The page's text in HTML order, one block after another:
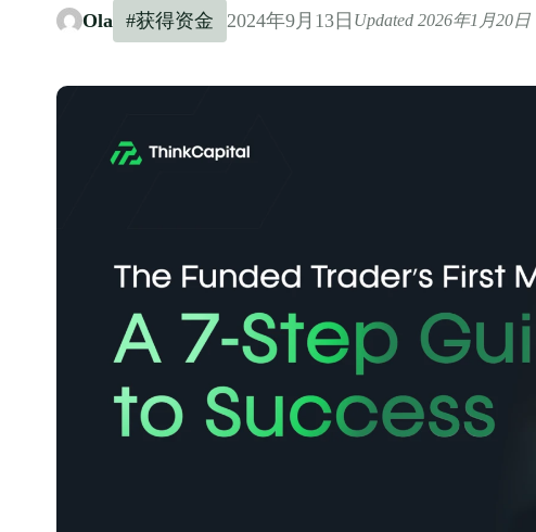
Ola #获得资金 2024年9月13日 Updated 2026年1月20日